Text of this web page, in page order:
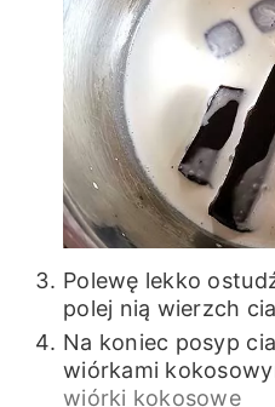
Polewę lekko
polej nią wierzch
Na koniec posyp
wiórkami
wiórki kokosowe